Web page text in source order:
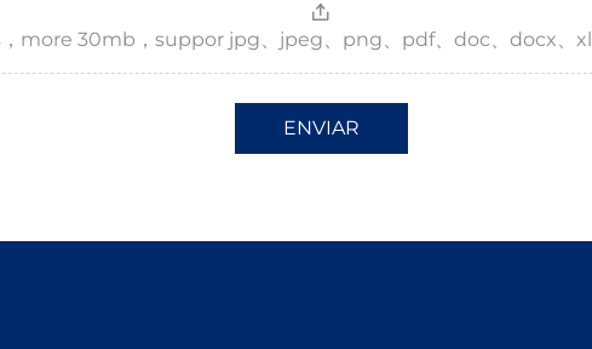
more 30mb，suppor jpg、jpeg、png、pdf、doc、docx、
ENVIAR